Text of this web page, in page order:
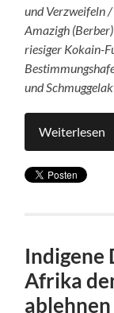
und Verzweifeln
Amazigh
riesiger Kokain-
und
Weiterlesen
Indigene
Afrika